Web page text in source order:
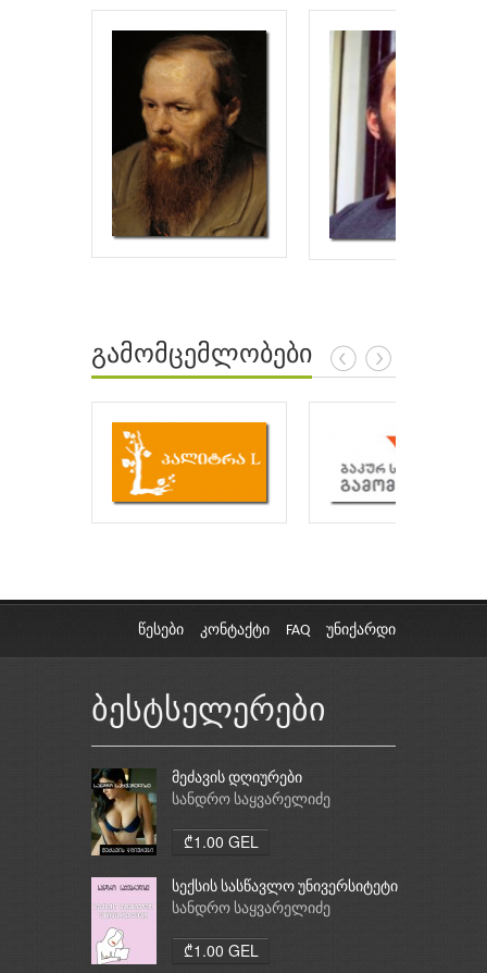
გამომცემლობები
წესები კონტაქტი FAQ უნიქარდი
ბესტსელერები
მეძავის დღიურები
სანდრო საყვარელიძე
₾1.00 GEL
სექსის სასწავლო უნივერსიტეტი
სანდრო საყვარელიძე
₾1.00 GEL